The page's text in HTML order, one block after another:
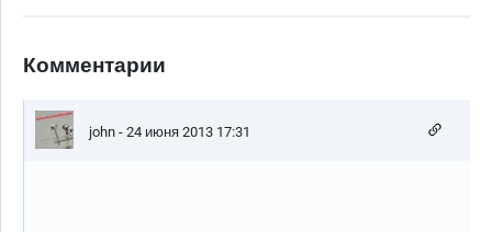
Комментарии
john - 24 июня 2013 17:31